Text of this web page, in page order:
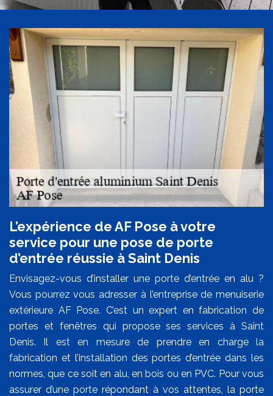
L’expérience de AF Pose à votre
service pour une pose de porte
d’entrée réussie à Saint Denis
Envisagez-vous d’installer une porte d’entrée en alu ?
Vous pourrez vous adresser à l’entreprise de menuiserie
extérieure AF Pose. C’est un expert en fabrication de
portes et fenêtres qui propose ses services à Saint
Denis. Il est en mesure de prendre en charge la
fabrication et l’installation des portes d’entrée dans les
normes, que ce soit en alu, en bois ou en PVC. Pour vous
assurer d’une porte répondant à vos attentes, la porte